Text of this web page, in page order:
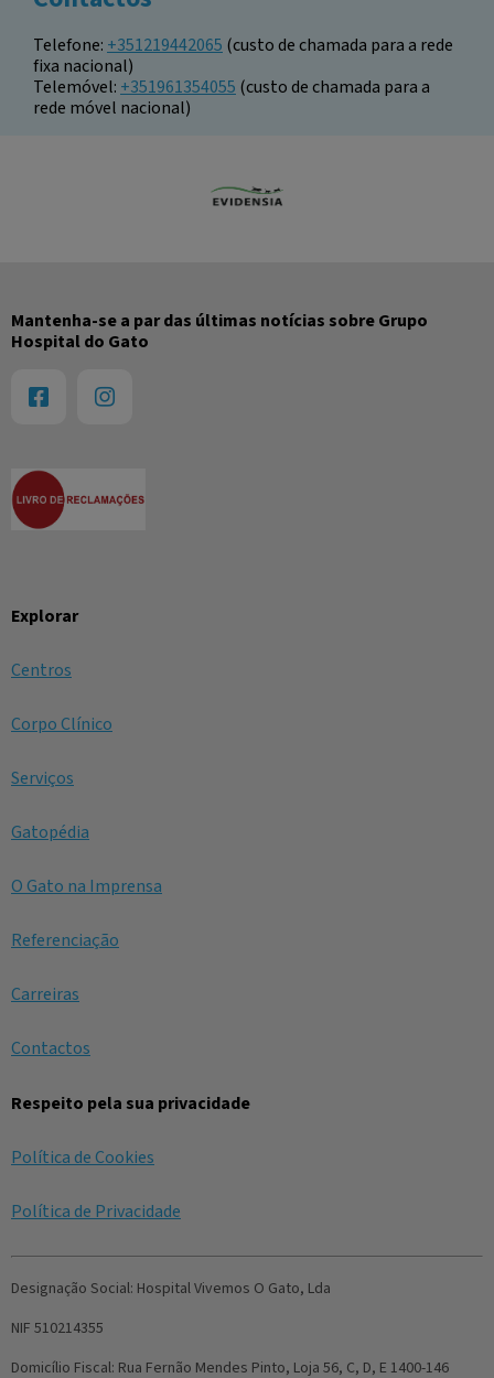
Telefone: +351219442065 (custo de chamada para a rede
fixa nacional)
Telemóvel: +351961354055 (custo de chamada para a
rede móvel nacional)
Explorar
Centros
Corpo Clínico
Serviços
Gatopédia
O Gato na Imprensa
Referenciação
Carreiras
Contactos
Respeito pela sua privacidade
Política de Cookies
Política de Privacidade
Mantenha-se a par das últimas notícias sobre Grupo
Hospital do Gato
Designação Social: Hospital Vivemos O Gato, Lda
NIF 510214355
Domicílio Fiscal: Rua Fernão Mendes Pinto, Loja 56, C, D, E 1400-146